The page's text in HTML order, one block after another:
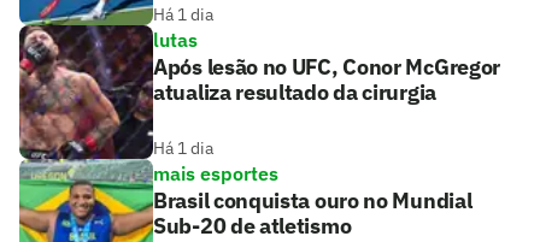
Há 1 dia
lutas
Após lesão no UFC, Conor McGregor
atualiza resultado da cirurgia
Há 1 dia
mais esportes
Brasil conquista ouro no Mundial
Sub-20 de atletismo